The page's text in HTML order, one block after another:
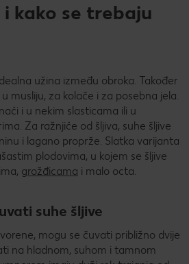
i kako se trebaju
užina između obroka. Također
musliju, za kolače i za posebna jela.
i u nekim slasticama ili u
Za ražnjiće od šljiva, suhe šljive
i lagano proprže. Slatka varijanta
plodovima, u kojem se šljive
grožđicama i malo octa.
suhe šljive
mogu se čuvati približno dvije
na hladnom, suhom i tamnom